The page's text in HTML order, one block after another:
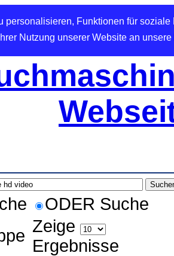
Funktionen für
Nutzung unserer Website an
ODER Suche
Zeige
Ergebnisse